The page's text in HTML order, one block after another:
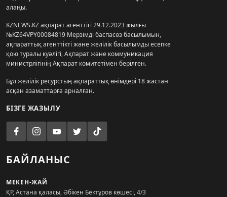
алаңы.
KZNEWS.KZ ақпарат агенттігі 29.12.2023 жылғы
№KZ64VPY00084819 Мерзімді баспасөз басылымын,
ақпараттық агенттікті және желілік басылымды есепке
қою туралы куәлігі, Ақпарат және коммуникация
министрлігінің Ақпарат комитетімен берілген.
Бұл желілік ресурстың ақпараттық өнімдері 18 жастан
асқан азаматтарға арналған.
БІЗГЕ ЖАЗЫЛУ
БАЙЛАНЫС
МЕКЕН-ЖАЙ
ҚР, Астана қаласы, Әбікен Бектұров көшесі, 4/3